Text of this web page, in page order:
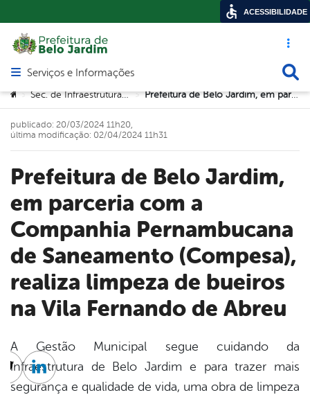
Acesso
Abrir menu principal de navegação
Serviços e Informações
Você está aqui:
> Sec. de Infraestrutura e Urbanismo > Prefeitura de Belo Jardim, em parceria com a Companhia Pernambucana de Saneamento (Compesa), realiza limpeza de bueiros na Vila Fernando de Abreu
Prefeitura de Belo Jardim,
em parceria com a
Companhia Pernambucana
de Saneamento (Compesa),
realiza limpeza de bueiros
na Vila Fernando de Abreu
publicado: 20/03/2024 11h20,
última modificação: 02/04/2024 11h31
A Gestão Municipal segue cuidando da
infraestrutura de Belo Jardim e para trazer mais
segurança e qualidade de vida, uma obra de limpeza
TwitterLinkedin
ACESSIBILIDADE